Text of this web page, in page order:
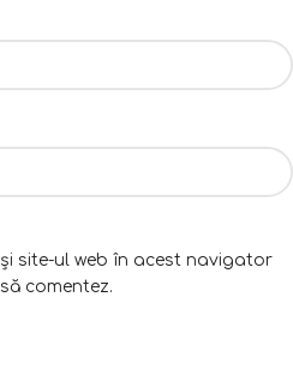
site-ul web în acest navigator
comentez.